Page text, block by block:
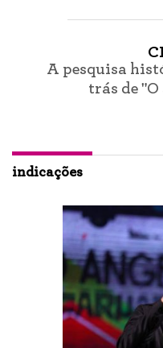
A pesquisa
trás de "O
indicações